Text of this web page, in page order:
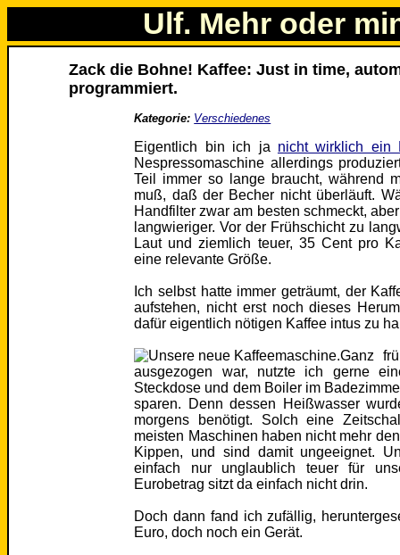
Ulf. Mehr oder
Zack die Bohne! Kaffee: Just in time,
programmiert.
Kategorie: Verschiedenes
Eigentlich bin ich ja nicht wirklich ein
Nespressomaschine allerdings
Teil immer so lange braucht, während
muß, daß der Becher nicht überläuft.
Handfilter zwar am besten schmeckt,
langwieriger. Vor der Frühschicht zu
Laut und ziemlich teuer, 35 Cent pro
eine relevante Größe.
Ich selbst hatte immer geträumt, der
aufstehen, nicht erst noch dieses
dafür eigentlich nötigen Kaffee intus zu
Ganz
ausgezogen war, nutzte ich gerne
Steckdose und dem Boiler im
sparen. Denn dessen Heißwasser
morgens benötigt. Solch eine
meisten Maschinen haben nicht mehr
Kippen, und sind damit ungeeignet.
einfach nur unglaublich teuer für
Eurobetrag sitzt da einfach nicht drin.
Doch dann fand ich zufällig,
Euro, doch noch ein Gerät.